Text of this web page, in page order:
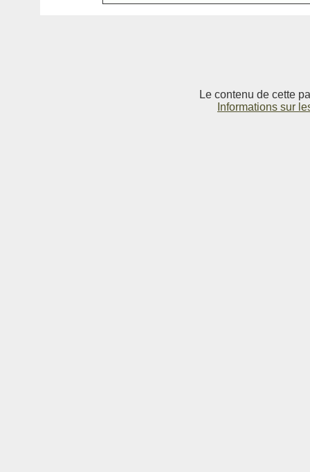
Le contenu de cette
Informations sur